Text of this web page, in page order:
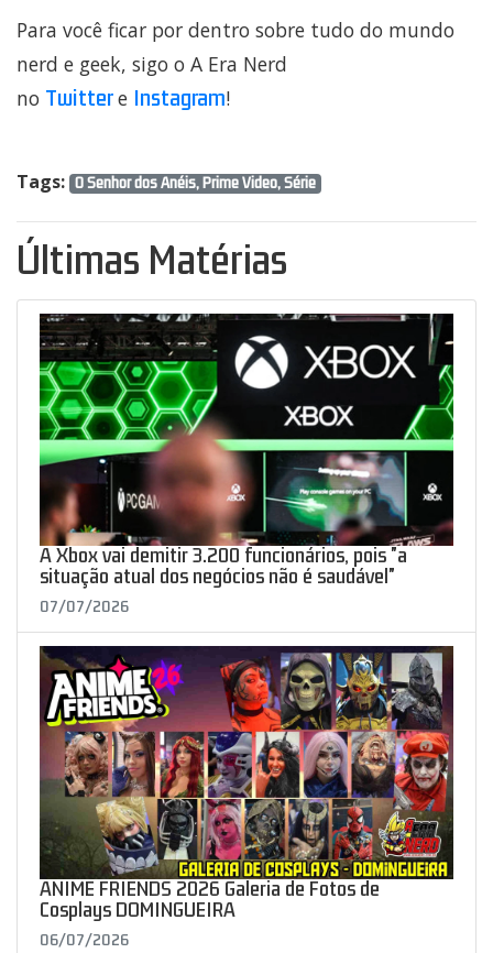
Para você ficar por dentro sobre tudo do mundo
nerd e geek, sigo o A Era Nerd
no Twittere Instagram!
Tags: O Senhor dos Anéis, Prime Video, Série
Últimas Matérias
A Xbox vai demitir 3.200 funcionários, pois "a
situação atual dos negócios não é saudável"
07/07/2026
ANIME FRIENDS 2026 Galeria de Fotos de
Cosplays DOMINGUEIRA
06/07/2026